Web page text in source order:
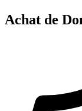
Achat de